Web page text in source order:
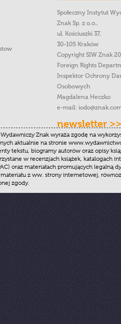
Społeczny Instytut
Znak Sp. z o.o.,
ul. Kościuszki 37,
30-105 Kraków
Copyright SIW Znak
Foreign Rights
Inspektor Ochrony
Osobowych
Magdalena Heczko
e-mail:
newsletter >>
Znak wyraża zgodę na
aktualnie na stronie
tekstu, biogramy autorów oraz opisy
w recenzjach książek, katalogach
oraz materiałach promujących legalną
z ww. strony internetowej,
zgody.